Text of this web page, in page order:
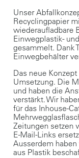
Unser
Recyclingpapier
wiederaufladbare
Einwegplastik-
gesammelt. Dank
Einwegbehälter
Das neue
Umsetzung. Die
und haben die
verstärkt. Wir
für das Inhouse-
Zeitungen setzen
E-Mail-Links
Ausserdem
aus Plastik